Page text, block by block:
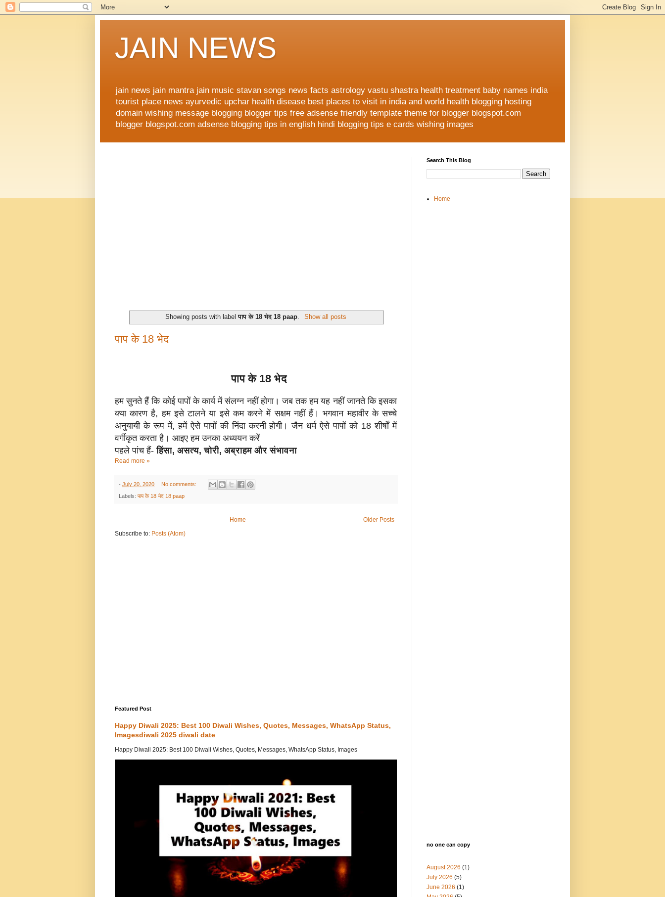
JAIN NEWS
jain news jain mantra jain music stavan songs news facts astrology vastu shastra health treatment baby names india
tourist place news ayurvedic upchar health disease best places to visit in india and world health blogging hosting
domain wishing message blogging blogger tips free adsense friendly template theme for blogger blogspot.com
blogger blogspot.com adsense blogging tips in english hindi blogging tips e cards wishing images
Showing posts with labelपाप के 18 भेद 18 paap. Show all posts
पाप के 18 भेद
पाप के 18 भेद
हम सुनते हैं कि कोई पापों के कार्य में संलग्न नहीं होगा। जब तक हम यह नहीं जानते कि इसका
क्या कारण है, हम इसे टालने या इसे कम करने में सक्षम नहीं हैं। भगवान महावीर के सच्चे
अनुयायी के रूप में, हमें ऐसे पापों की निंदा करनी होगी। जैन धर्म ऐसे पापों को 18 शीर्षों में
वर्गीकृत करता है। आइए हम उनका अध्ययन करें
पहले पांच हैं-हिंसा, असत्य, चोरी, अब्राहम और संभावना
Read more »
- July 20, 2020 No comments:
Labels: पाप के 18 भेद 18 paap
Older Posts
Home
Subscribe to: Posts (Atom)
Featured Post
Happy Diwali 2025: Best 100 Diwali Wishes, Quotes, Messages, WhatsApp Status,
Imagesdiwali 2025 diwali date
Happy Diwali 2025: Best 100 Diwali Wishes, Quotes, Messages, WhatsApp Status, Images
Search This Blog
Home
no one can copy
August 2026 (1)
July 2026 (5)
June 2026 (1)